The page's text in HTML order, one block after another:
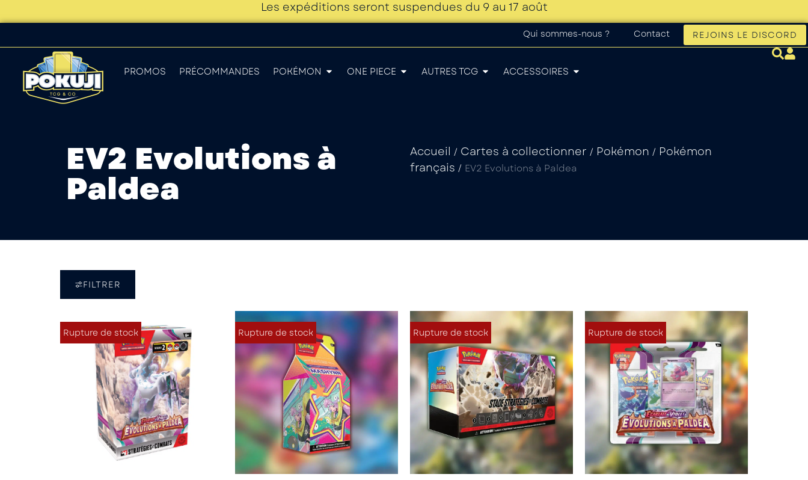
Les expéditions seront suspendues du 9 au 17 août
Qui sommes-nous ? Contact REJOINS LE DISCORD
PROMOS PRÉCOMMANDES POKÉMON ONE PIECE AUTRES TCG ACCESSOIRES
EV2 Evolutions à
Paldea
Accueil / Cartes à collectionner / Pokémon / Pokémon
français / EV2 Evolutions à Paldea
FILTRER
Rupture de stock Rupture de stock Rupture de stock Rupture de stock